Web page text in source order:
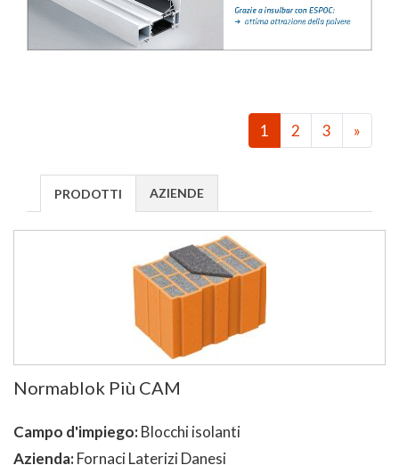
1 2 3 »
PRODOTTI AZIENDE
Normablok Più CAM
Campo d'impiego:Blocchi isolanti
Azienda:Fornaci Laterizi Danesi